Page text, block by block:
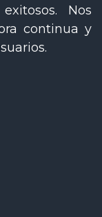
Nos
continua y